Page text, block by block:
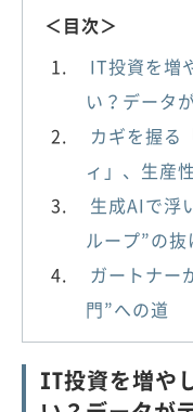
＜目次＞
IT投資を増
い？データ
カギを握る
ィ」、生産
生成AIで浮
ループ”の抜
ガートナー
門”への道
IT投資を増や